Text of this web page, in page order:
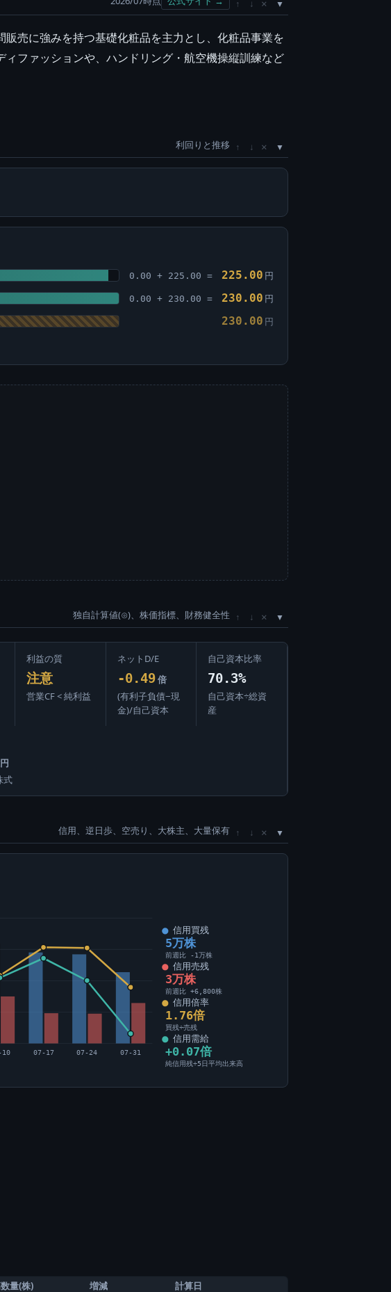
↑ ↓ ×
売に強みを持つ基礎化粧品を主力とし、化粧品事業を
ファッションや、ハンドリング・航空機操縦訓練など
利回りと推移 ↑ ↓ ×
0.00 + 225.00 = 225.00 円
0.00 + 230.00 = 230.00 円
230.00 円
独自計算値(⊙)、株価指標、財務健全性 ↑ ↓ ×
利益の質
注意
営業CF < 純利益
ネットD/E
-0.49 倍
(有利子負債−現
金)/自己資本
自己資本比率
70.3%
自己資本÷総資
産
式
信用、逆日歩、空売り、大株主、大量保有 ↑ ↓ ×
10 07-17 07-24 07-31
信用買残
5万株
前週比 -1万株
信用売残
3万株
前週比 +6,800株
信用倍率
1.76倍
買残÷売残
信用需給
+0.07倍
純信用残÷5日平均出来高
量(株) 増減 計算日